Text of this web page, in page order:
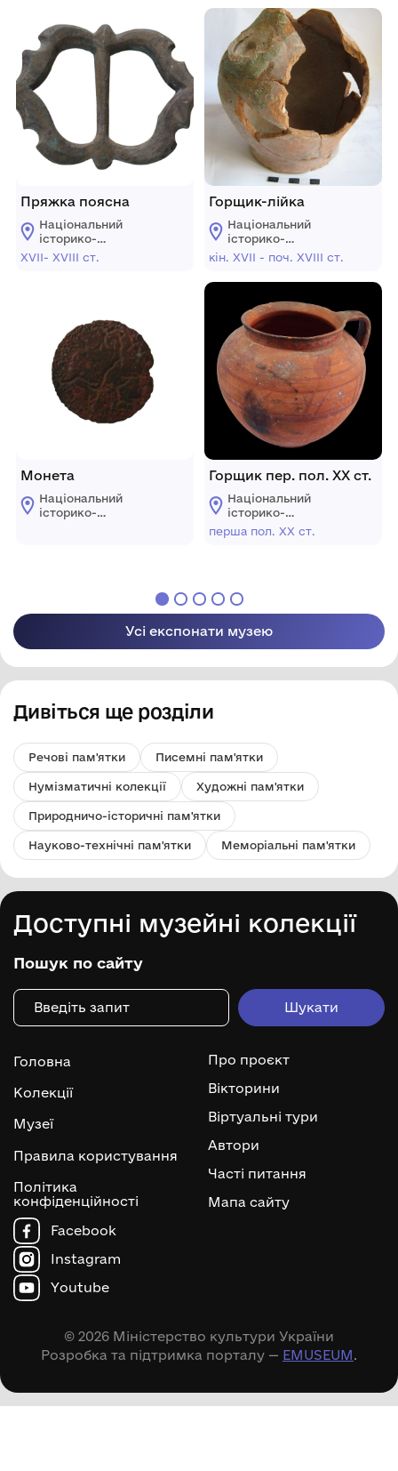
Пряжка поясна
Національний
історико-
архітектурний
XVII- XVIIІ ст.
Монета
Національний
історико-
Горщик-лійка
Національний
історико-
архітектурний
"Кам'янець"
кін. XVІI - поч. XVIІI ст.
Горщик пер. пол. ХХ ст.
Національний
історико-
архітектурний
перша пол. ХХ ст.
Усі експонати музею
Дивіться ще розділи
Речові пам'ятки Писемні пам'ятки
Нумізматичні колекції Художні пам'ятки
Природничо-історичні пам'ятки
Науково-технічні пам'ятки Меморіальні пам'ятки
Доступні музейні колекції
Пошук по сайту
Головна
Колекції
Музеї
Правила користування
Політика
конфіденційності
Про проєкт
Вікторини
Віртуальні тури
Автори
Часті питання
Мапа сайту
Facebook
Instagram
Youtube
© 2026 Міністерство культури України
Розробка та підтримка порталу — EMUSEUM.